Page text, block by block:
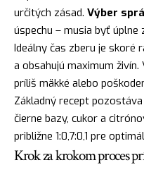
určitých zásad. Výber
úspechu – musia byť
Ideálny čas zberu je skoré
a obsahujú maximum
príliš mäkké alebo
Základný recept
čierne bazy, cukor a
približne 1:0,7:0,1 pre
Krok za krokom proces